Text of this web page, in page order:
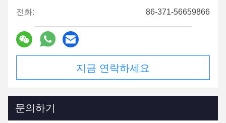
전화: 86-371-56659866
지금 연락하세요
문의하기